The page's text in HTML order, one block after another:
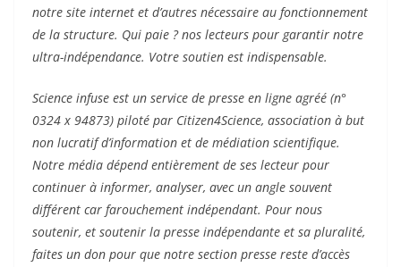
notre site internet et d’autres nécessaire au fonctionnement
de la structure. Qui paie ? nos lecteurs pour garantir notre
ultra-indépendance. Votre soutien est indispensable.
Science infuse est un service de presse en ligne agréé (n°
0324 x 94873) piloté par Citizen4Science, association à but
non lucratif d’information et de médiation scientifique.
Notre média dépend entièrement de ses lecteur pour
continuer à informer, analyser, avec un angle souvent
différent car farouchement indépendant. Pour nous
soutenir, et soutenir la presse indépendante et sa pluralité,
faites un don pour que notre section presse reste d’accès